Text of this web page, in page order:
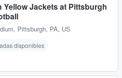
Yellow Jackets at Pittsburgh
, Pittsburgh, PA, US
disponibles